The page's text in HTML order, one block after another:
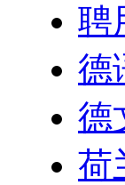
聘
德
德
荷